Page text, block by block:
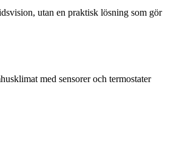
utan en praktisk lösning som gör
med sensorer och termostater